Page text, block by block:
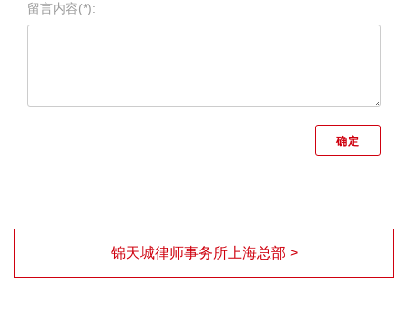
留言内容(*):
锦天城律师事务所上海总部 >